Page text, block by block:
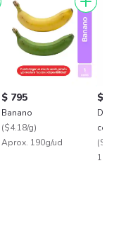
$ 795
Banano
($4.18/g)
Aprox. 190g/ud
$
(
1 X